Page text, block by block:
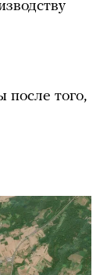
после того,